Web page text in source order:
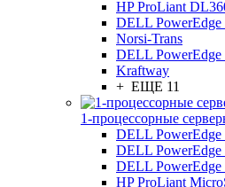
HP ProLiant
DELL PowerEdge
Norsi-Trans
DELL PowerEdge
Kraftway
+ ЕЩЕ 11
1-процессорные
DELL PowerEdge
DELL PowerEdge
DELL PowerEdge
HP ProLiant